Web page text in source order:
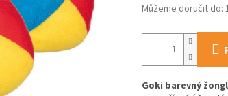
Můžeme doručit do:
Goki barevný